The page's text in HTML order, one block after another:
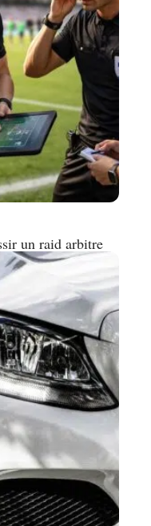
un raid arbitre